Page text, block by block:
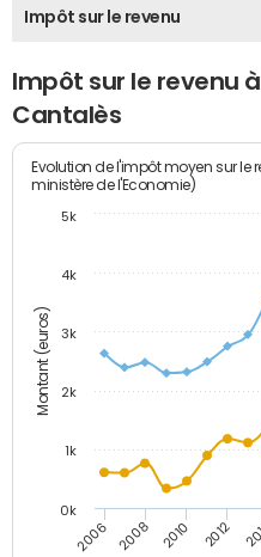
Impôt sur le revenu
Impôt sur le revenu
Cantalès
Montant (euros)
Evolution de l'impôt moyen sur le
ministère de l'Economie)
2006 2008 2010 2012
0k
1k
2k
3k
4k
5k